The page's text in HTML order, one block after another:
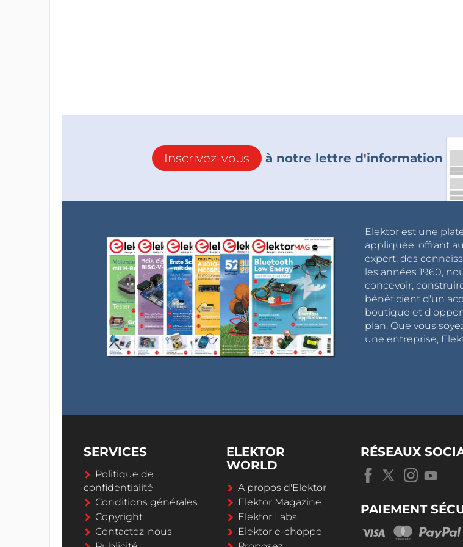
Inscrivez-vous à notre lettre d'information
Elektor est une
appliquée, offrant
expert, des
les années 1960,
concevoir,
bénéficient d'un
boutique et
plan. Que vous
une entreprise,
SERVICES
Politique de
confidentialité
Conditions générales
Copyright
Contactez-nous
ELEKTOR
WORLD
A propos d'Elektor
Elektor Magazine
Elektor Labs
Elektor e-choppe
RÉSEAUX
PAIEMENT